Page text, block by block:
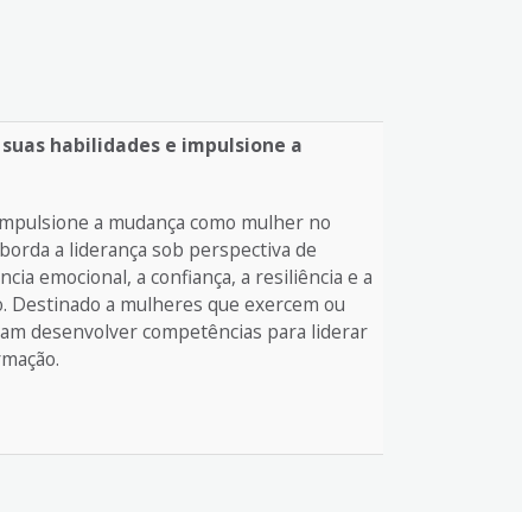
habilidades e impulsione a
a mudança como mulher no
a liderança sob perspectiva de
emocional, a confiança, a resiliência e a
Destinado a mulheres que exercem ou
desenvolver competências para liderar